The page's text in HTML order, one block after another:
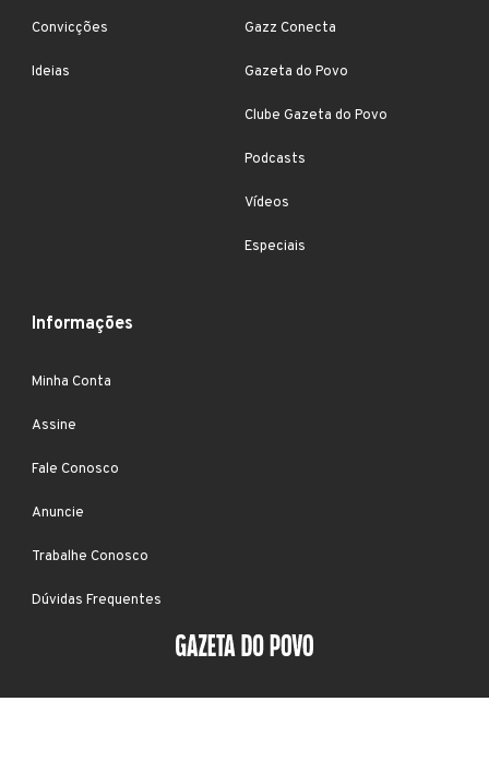
Convicções
Ideias
Gazz Conecta
Gazeta do Povo
Clube Gazeta do Povo
Podcasts
Vídeos
Especiais
Informações
Minha Conta
Assine
Fale Conosco
Anuncie
Trabalhe Conosco
Dúvidas Frequentes